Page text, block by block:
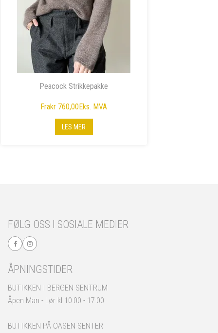
Peacock Strikkepakke
Frakr 760,00Eks. MVA
LES MER
FØLG OSS I SOSIALE MEDIER
ÅPNINGSTIDER
BUTIKKEN I BERGEN SENTRUM
Åpen Man - Lør kl 10:00 - 17:00
BUTIKKEN PÅ OASEN SENTER